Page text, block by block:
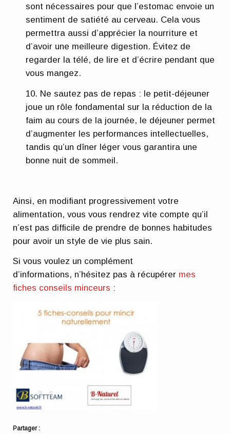
sont nécessaires pour que l’estomac envoie un
sentiment de satiété au cerveau. Cela vous
permettra aussi d’apprécier la nourriture et
d’avoir une meilleure digestion. Évitez de
regarder la télé, de lire et d’écrire pendant que
vous mangez.
Ne sautez pas de repas : le petit-déjeuner
joue un rôle fondamental sur la réduction de la
faim au cours de la journée, le déjeuner permet
d’augmenter les performances intellectuelles,
tandis qu’un dîner léger vous garantira une
bonne nuit de sommeil.
Ainsi, en modifiant progressivement votre
alimentation, vous vous rendrez vite compte qu’il
n’est pas difficile de prendre de bonnes habitudes
pour avoir un style de vie plus sain.
Si vous voulez un complément
d’informations, n’hésitez pas à récupérer mes
fiches conseils minceurs :
Partager :